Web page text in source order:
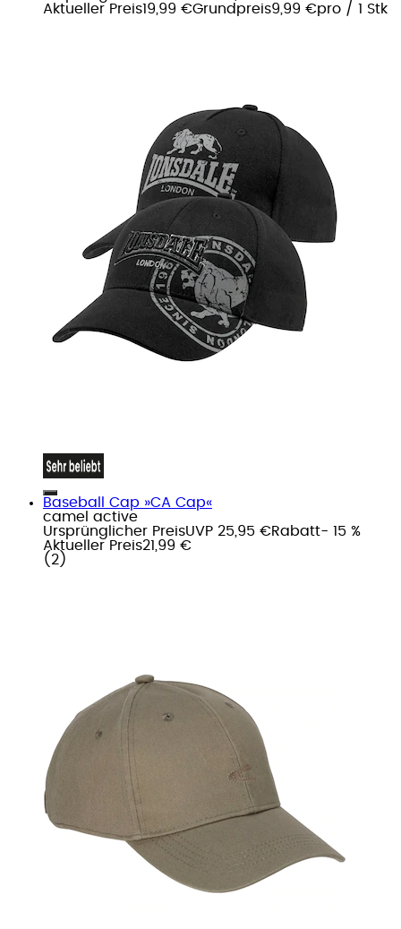
Aktueller Preis19,99 €Grundpreis9,99 €pro / 1 Stk
Baseball Cap »CA Cap«
camel active
Ursprünglicher PreisUVP 25,95 €Rabatt- 15 %
Aktueller Preis21,99 €
( 2 )